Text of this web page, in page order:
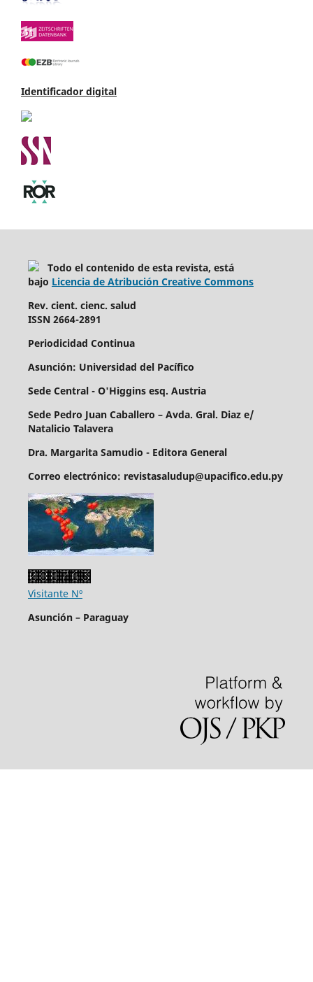
Identificador digital
Todo el contenido de esta revista, está
bajo Licencia de Atribución Creative Commons
Rev. cient. cienc. salud
ISSN 2664-2891
Periodicidad Continua
Asunción: Universidad del Pacífico
Sede Central - O'Higgins esq. Austria
Sede Pedro Juan Caballero – Avda. Gral. Diaz e/
Natalicio Talavera
Dra. Margarita Samudio - Editora General
Correo electrónico: revistasaludup@upacifico.edu.py
Visitante Nº
Asunción – Paraguay